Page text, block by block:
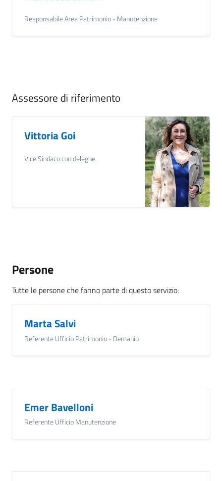
Responsabile Area Patrimonio - Manutenzione
Assessore di riferimento
Vittoria Goi
Vice Sindaco con deleghe.
Persone
Tutte le persone che fanno parte di questo servizio:
Marta Salvi
Referente Ufficio Patrimonio - Demanio
Emer Bavelloni
Referente Ufficio Manutenzione